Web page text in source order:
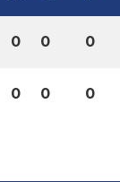
0 0 0
0 0 0